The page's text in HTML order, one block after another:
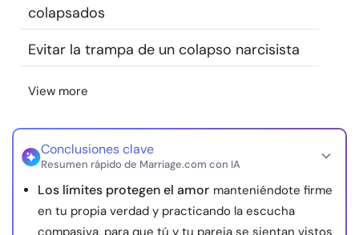
Encuentra un terapeuta
Idioma
nosotros
© Copyright 2026. Todos los derechos reservados.
colapsados
Evitar la trampa de un colapso narcisista
View more
Conclusiones clave
Resumen rápido de Marriage.com con IA
Los límites protegen el amor manteniéndote firme
en tu propia verdad y practicando la escucha